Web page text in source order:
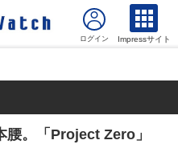
Impressサイト
腰。「Project Zero」